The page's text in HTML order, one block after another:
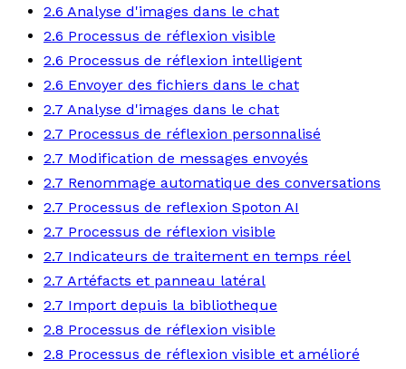
2.6 Analyse d'images dans le chat
2.6 Processus de réflexion visible
2.6 Processus de réflexion intelligent
2.6 Envoyer des fichiers dans le chat
2.7 Analyse d'images dans le chat
2.7 Processus de réflexion personnalisé
2.7 Modification de messages envoyés
2.7 Renommage automatique des conversations
2.7 Processus de reflexion Spoton AI
2.7 Processus de réflexion visible
2.7 Indicateurs de traitement en temps réel
2.7 Artéfacts et panneau latéral
2.7 Import depuis la bibliotheque
2.8 Processus de réflexion visible
2.8 Processus de réflexion visible et amélioré